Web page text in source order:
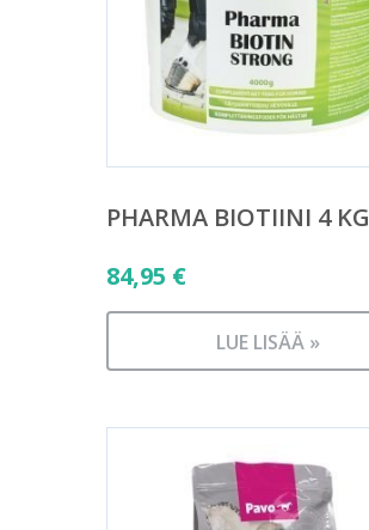
PHARMA BIOTIINI 4 KG
84,95 €
LUE LISÄÄ »